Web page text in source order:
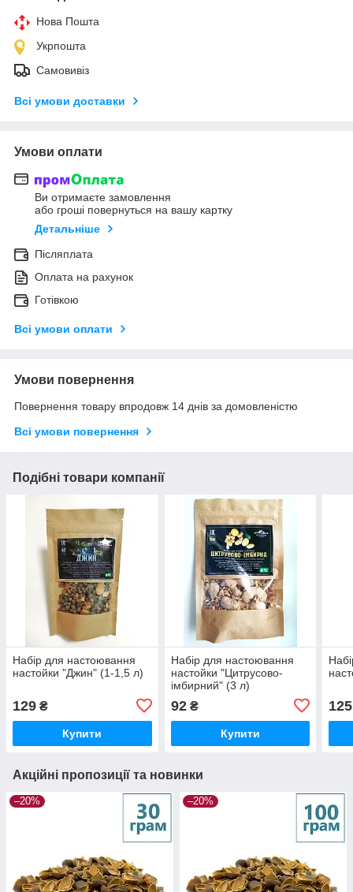
Нова Пошта
Укрпошта
Самовивіз
Всі умови доставки
Умови оплати
Ви отримаєте замовлення
або гроші повернуться на вашу картку
Детальніше
Післяплата
Оплата на рахунок
Готівкою
Всі умови оплати
Умови повернення
Повернення товару впродовж 14 днів за домовленістю
Всі умови повернення
Подібні товари компанії
Набір для настоювання
настойки "Джин" (1-1,5 л)
129 ₴
Купити
Набір для настоювання
настойки "Цитрусово-
імбирний" (3 л)
92₴
Купити
125
Акційні пропозиції та новинки
–20% –20%